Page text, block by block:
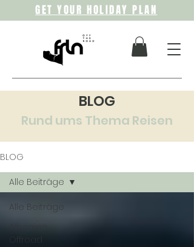
GET YOUR HOLIDAY PLAN
BLOG
Rund ums Thema Reisen
BLOG
Alle Beiträge
Albanien
Offroad
Alle Beiträge